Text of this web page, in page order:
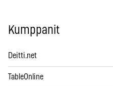
Kumppanit
Deitti.net
TableOnline